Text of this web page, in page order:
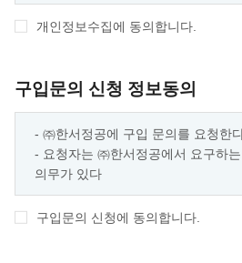
불이익 : 구입 문의 요청 불가
※ 정보주체가 만 14세 미만일 경우
개인정보수집에 동의합니다.
구입문의 신청 정보동의
- ㈜한서정공에 구입 문의를 요청한
- 요청자는 ㈜한서정공에서 요구하
의무가 있다
구입문의 신청에 동의합니다.